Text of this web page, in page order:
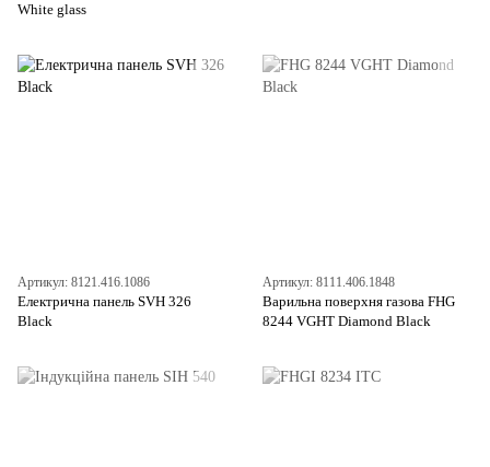
White glass
Артикул: 8121.416.1086
Електрична панель SVH 326
Black
Артикул: 8111.406.1848
Варильна поверхня газова FHG
8244 VGHT Diamond Black